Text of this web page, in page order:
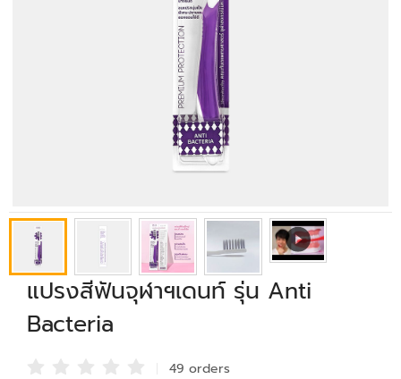
แปรงสีฟันจุฬาฯเดนท์ รุ่น Anti
Bacteria
49 orders